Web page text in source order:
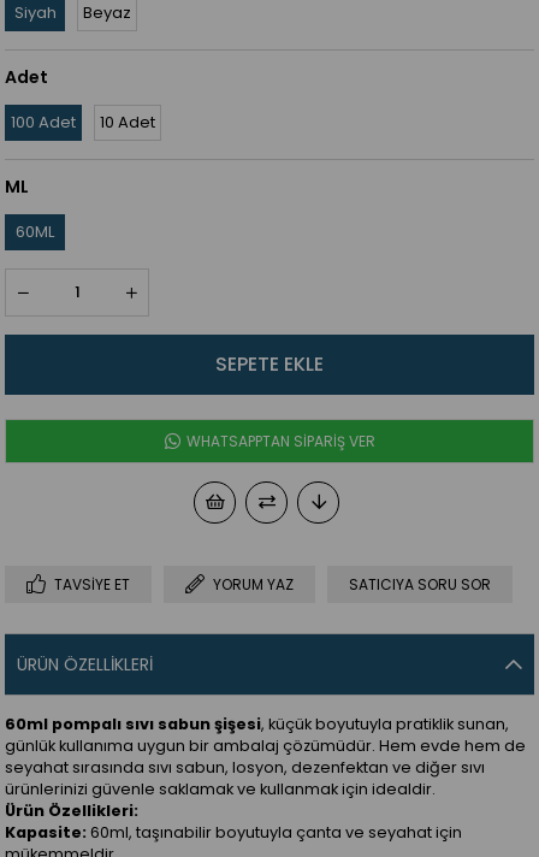
Siyah Beyaz
Adet
100 Adet 10 Adet
ML
60ML
WHATSAPPTAN SİPARİŞ VER
TAVSIYE ET YORUM YAZ SATICIYA SORU SOR
ÜRÜN ÖZELLIKLERI
60ml pompalı sıvı sabun şişesi, küçük boyutuyla pratiklik sunan,
günlük kullanıma uygun bir ambalaj çözümüdür. Hem evde hem de
seyahat sırasında sıvı sabun, losyon, dezenfektan ve diğer sıvı
ürünlerinizi güvenle saklamak ve kullanmak için idealdir.
Ürün Özellikleri:
Kapasite: 60ml, taşınabilir boyutuyla çanta ve seyahat için